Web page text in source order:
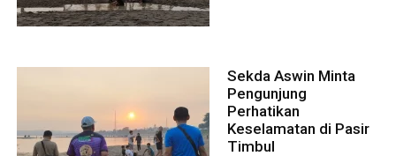
Sekda Aswin Minta
Pengunjung
Perhatikan
Keselamatan di Pasir
Timbul